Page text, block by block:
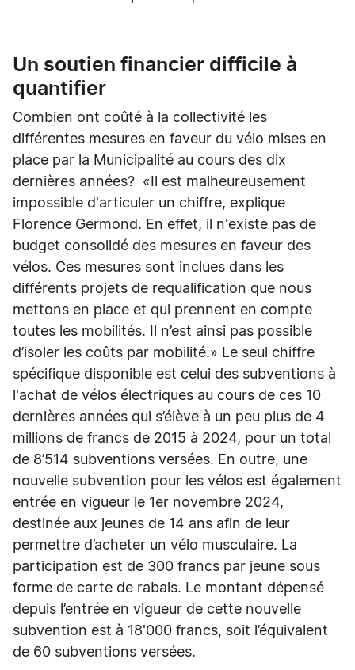
Un soutien financier difficile à
quantifier
Combien ont coûté à la collectivité les
différentes mesures en faveur du vélo mises en
place par la Municipalité au cours des dix
dernières années? «Il est malheureusement
impossible d'articuler un chiffre, explique
Florence Germond. En effet, il n'existe pas de
budget consolidé des mesures en faveur des
vélos. Ces mesures sont inclues dans les
différents projets de requalification que nous
mettons en place et qui prennent en compte
toutes les mobilités. Il n’est ainsi pas possible
d’isoler les coûts par mobilité.» Le seul chiffre
spécifique disponible est celui des subventions à
l'achat de vélos électriques au cours de ces 10
dernières années qui s’élève à un peu plus de 4
millions de francs de 2015 à 2024, pour un total
de 8’514 subventions versées. En outre, une
nouvelle subvention pour les vélos est également
entrée en vigueur le 1er novembre 2024,
destinée aux jeunes de 14 ans afin de leur
permettre d’acheter un vélo musculaire. La
participation est de 300 francs par jeune sous
forme de carte de rabais. Le montant dépensé
depuis l’entrée en vigueur de cette nouvelle
subvention est à 18'000 francs, soit l’équivalent
de 60 subventions versées.